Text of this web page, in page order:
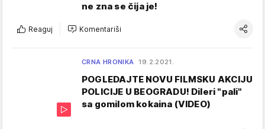
ne zna se čija je!
Reaguj Komentariši
CRNA HRONIKA 19.2.2021.
POGLEDAJTE NOVU FILMSKU AKCIJU
POLICIJE U BEOGRADU! Dileri "pali"
sa gomilom kokaina (VIDEO)